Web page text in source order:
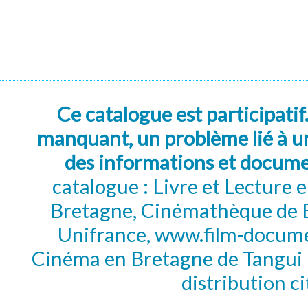
Ce catalogue est
manquant, un problème lié à
des informations et
catalogue : Livre et Lecture
Bretagne, Cinémathèque de
Unifrance, www.film-
Cinéma en Bretagne de
distribution